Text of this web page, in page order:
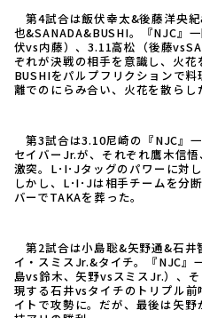
第4試合は飯伏幸太&後藤洋央
也&SANADA&BUSHI。『NJC』
伏vs内藤）、3.11高松（後藤
ぞれが決戦の相手を意識し、火花
BUSHIをパルプフリクションで
離でのにらみ合い、火花を散らし
第3試合は3.10尼崎の『NJC』
セイバーJr.が、それぞれ鷹木信
激突。L･I･Jタッグのパワーに対
しかし、L･I･Jは相手チームを分
バーでTAKAを葬った。
第2試合は小島聡&矢野通&石井
イ・スミスJr.&タイチ。『NJC』
島vs鈴木、矢野vsスミスJr.）、
現する石井vsタイチのトリプル
イトで攻勢に。だが、最後は矢野